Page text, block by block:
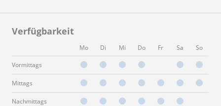
Verfügbarkeit
Mo Di Mi Do Fr Sa So
Vormittags
Mittags
Nachmittags